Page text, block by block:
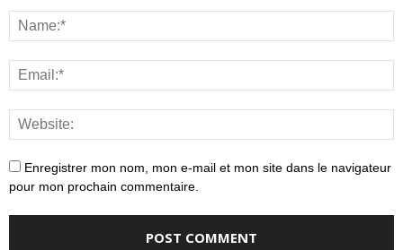
Enregistrer mon nom, mon e-mail et mon site dans le navigateur
pour mon prochain commentaire.